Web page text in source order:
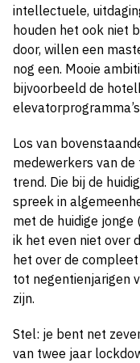
intellectuele,
houden het ook niet
door, willen een
nog een. Mooie
bijvoorbeeld de
Los van
medewerkers van de
trend. Die bij de
spreek in
met de huidige jonge
ik het even niet over
het over de
tot negentienjarigen
zijn.
Stel: je bent net
van twee jaar